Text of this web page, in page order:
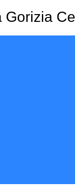
Gorizia